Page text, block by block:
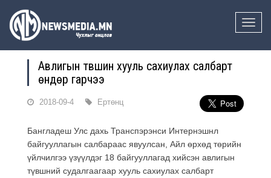
Toggle
Авлигын түвшин хууль сахиулах салбарт
өндөр гарчээ
2018-09-4 Ертөнц
Бангладеш Улс дахь Транспэрэнси Интернэшнл
байгууллагын салбараас явуулсан, Айл өрхөд төрийн
үйлчилгээ үзүүлдэг 18 байгууллагад хийсэн авлигын
түвшний судалгаагаар хууль сахиулах салбарт